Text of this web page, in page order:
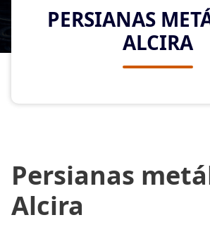
PERSIANAS
ALCIRA
Persianas
Alcira